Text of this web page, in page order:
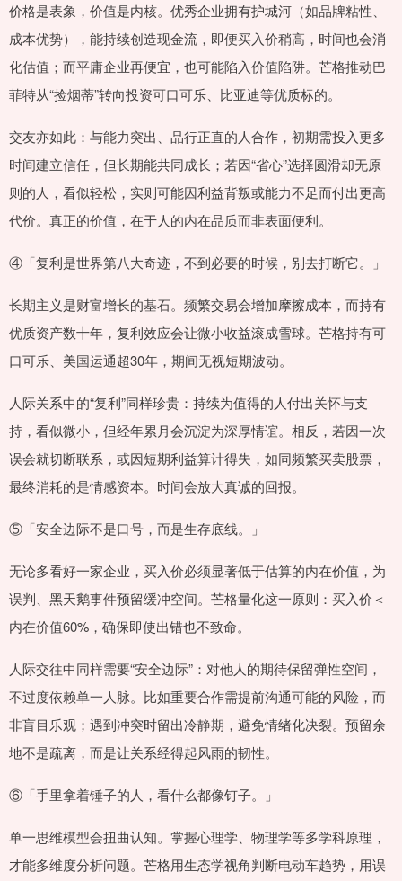
价格是表象，价值是内核。优秀企业拥有护城河（如品牌粘性、
成本优势），能持续创造现金流，即便买入价稍高，时间也会消
化估值；而平庸企业再便宜，也可能陷入价值陷阱。芒格推动巴
菲特从“捡烟蒂”转向投资可口可乐、比亚迪等优质标的。
交友亦如此：与能力突出、品行正直的人合作，初期需投入更多
时间建立信任，但长期能共同成长；若因“省心”选择圆滑却无原
则的人，看似轻松，实则可能因利益背叛或能力不足而付出更高
代价。真正的价值，在于人的内在品质而非表面便利。
④「复利是世界第八大奇迹，不到必要的时候，别去打断它。」
长期主义是财富增长的基石。频繁交易会增加摩擦成本，而持有
优质资产数十年，复利效应会让微小收益滚成雪球。芒格持有可
口可乐、美国运通超30年，期间无视短期波动。
人际关系中的“复利”同样珍贵：持续为值得的人付出关怀与支
持，看似微小，但经年累月会沉淀为深厚情谊。相反，若因一次
误会就切断联系，或因短期利益算计得失，如同频繁买卖股票，
最终消耗的是情感资本。时间会放大真诚的回报。
⑤「安全边际不是口号，而是生存底线。」
无论多看好一家企业，买入价必须显著低于估算的内在价值，为
误判、黑天鹅事件预留缓冲空间。芒格量化这一原则：买入价＜
内在价值60%，确保即使出错也不致命。
人际交往中同样需要“安全边际”：对他人的期待保留弹性空间，
不过度依赖单一人脉。比如重要合作需提前沟通可能的风险，而
非盲目乐观；遇到冲突时留出冷静期，避免情绪化决裂。预留余
地不是疏离，而是让关系经得起风雨的韧性。
⑥「手里拿着锤子的人，看什么都像钉子。」
单一思维模型会扭曲认知。掌握心理学、物理学等多学科原理，
才能多维度分析问题。芒格用生态学视角判断电动车趋势，用误